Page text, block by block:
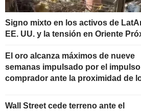
Signo mixto en los activos de
EE. UU. y la tensión en Oriente
El oro alcanza máximos de nueve
semanas impulsado por el impulso
comprador ante la proximidad de
Wall Street cede terreno ante el